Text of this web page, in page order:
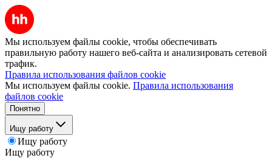
Мы используем файлы cookie, чтобы обеспечивать
правильную работу нашего веб-сайта и анализировать сетевой
трафик.
Правила использования файлов cookie
Мы используем файлы cookie. Правила использования
файлов cookie
Понятно
Ищу работу
Ищу работу
Ищу работу